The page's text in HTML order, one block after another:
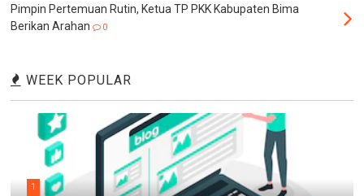
Pimpin Pertemuan Rutin, Ketua TP PKK Kabupaten Bima
Berikan Arahan
0
WEEK POPULAR
1